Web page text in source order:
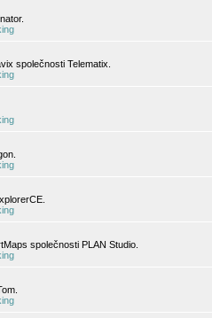
společnosti Telematix.
společnosti PLAN Studio.